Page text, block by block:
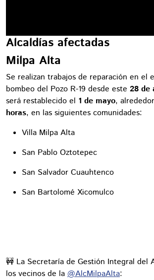
Alcaldías afectadas
Milpa Alta
Se realizan trabajos de reparación en el
bombeo del Pozo R-19 desde este 28 de
será restablecido el 1 de mayo,
horas, en las siguientes comunidades:
Villa Milpa Alta
San Pablo Oztotepec
San Salvador Cuauhtenco
San Bartolomé Xicomulco
🚧 La Secretaría de Gestión Integral del
los vecinos de la @AlcMilpaAlta: